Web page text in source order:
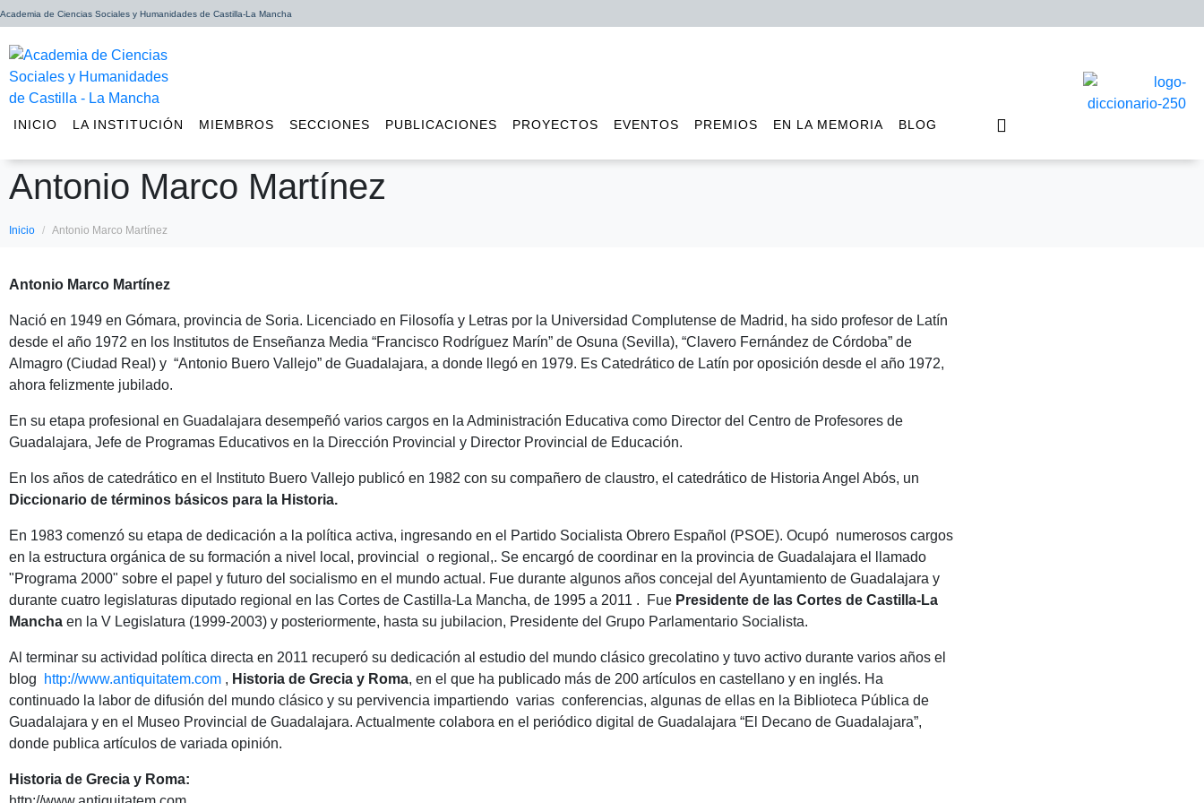
Academia de Ciencias Sociales y Humanidades de Castilla-La Mancha
INICIO LA INSTITUCIÓN MIEMBROS SECCIONES PUBLICACIONES PROYECTOS EVENTOS PREMIOS EN LA MEMORIA BLOG
Antonio Marco Martínez
Inicio Antonio Marco Martínez
Antonio Marco Martínez
Nació en 1949 en Gómara, provincia de Soria. Licenciado en Filosofía y Letras por la Universidad Complutense de Madrid, ha sido profesor de Latín
desde el año 1972 en los Institutos de Enseñanza Media “Francisco Rodríguez Marín” de Osuna (Sevilla), “Clavero Fernández de Córdoba” de
Almagro (Ciudad Real) y “Antonio Buero Vallejo” de Guadalajara, a donde llegó en 1979. Es Catedrático de Latín por oposición desde el año 1972,
ahora felizmente jubilado.
En su etapa profesional en Guadalajara desempeñó varios cargos en la Administración Educativa como Director del Centro de Profesores de
Guadalajara, Jefe de Programas Educativos en la Dirección Provincial y Director Provincial de Educación.
En los años de catedrático en el Instituto Buero Vallejo publicó en 1982 con su compañero de claustro, el catedrático de Historia Angel Abós, un
Diccionario de términos básicos para la Historia.
En 1983 comenzó su etapa de dedicación a la política activa, ingresando en el Partido Socialista Obrero Español (PSOE). Ocupó numerosos cargos
en la estructura orgánica de su formación a nivel local, provincial o regional,. Se encargó de coordinar en la provincia de Guadalajara el llamado
"Programa 2000" sobre el papel y futuro del socialismo en el mundo actual. Fue durante algunos años concejal del Ayuntamiento de Guadalajara y
durante cuatro legislaturas diputado regional en las Cortes de Castilla-La Mancha, de 1995 a 2011 . Fue Presidente de las Cortes de Castilla-La
Mancha en la V Legislatura (1999-2003) y posteriormente, hasta su jubilacion, Presidente del Grupo Parlamentario Socialista.
Al terminar su actividad política directa en 2011 recuperó su dedicación al estudio del mundo clásico grecolatino y tuvo activo durante varios años el
blog
http://www.antiquitatem.com , Historia de Grecia y Roma, en el que ha publicado más de 200 artículos en castellano y en inglés. Ha
continuado la labor de difusión del mundo clásico y su pervivencia impartiendo varias conferencias, algunas de ellas en la Biblioteca Pública de
Guadalajara y en el Museo Provincial de Guadalajara. Actualmente colabora en el periódico digital de Guadalajara “El Decano de Guadalajara”,
donde publica artículos de variada opinión.
Historia de Grecia y Roma: